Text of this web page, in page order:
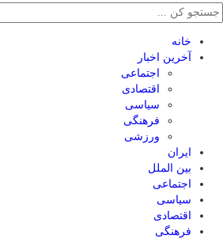
خانه
آخرین اخبار
اجتماعی
اقتصادی
سیاسی
فرهنگی
ورزشی
ایران
بین الملل
اجتماعی
سیاسی
اقتصادی
فرهنگی